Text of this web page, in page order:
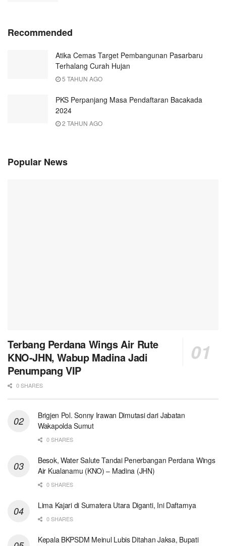
Recommended
Atika Cemas Target Pembangunan Pasarbaru
Terhalang Curah Hujan
5 TAHUN AGO
PKS Perpanjang Masa Pendaftaran Bacakada
2024
2 TAHUN AGO
Popular News
Terbang Perdana Wings Air Rute
KNO-JHN, Wabup Madina Jadi
Penumpang VIP
0 SHARES
Brigjen Pol. Sonny Irawan Dimutasi dari Jabatan
Wakapolda Sumut
0 SHARES
Besok, Water Salute Tandai Penerbangan Perdana Wings
Air Kualanamu (KNO) – Madina (JHN)
0 SHARES
Lima Kajari di Sumatera Utara Diganti, Ini Daftarnya
0 SHARES
Kepala BKPSDM Meinul Lubis Ditahan Jaksa, Bupati